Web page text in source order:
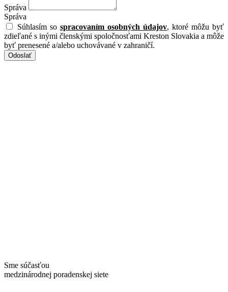
Správa
Správa
Súhlasím so spracovaním osobných údajov, ktoré môžu byť
zdieľané s inými členskými spoločnosťami Kreston Slovakia a môže
byť prenesené a/alebo uchovávané v zahraničí.
Odoslať
Sme súčasťou
medzinárodnej poradenskej siete